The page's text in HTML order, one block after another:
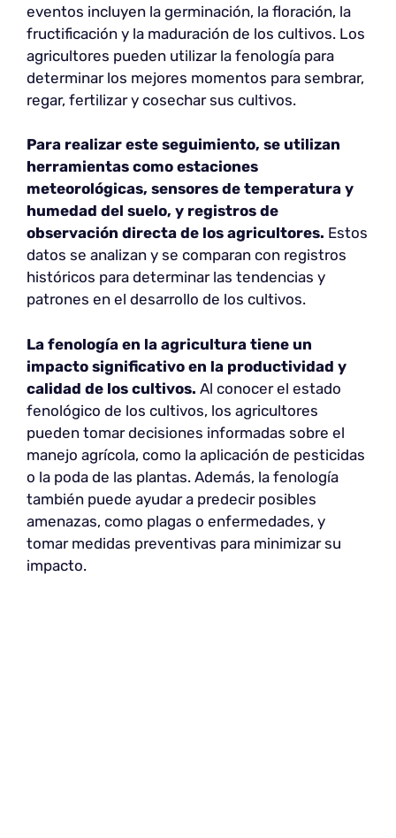
eventos incluyen la germinación, la floración, la
fructificación y la maduración de los cultivos. Los
agricultores pueden utilizar la fenología para
determinar los mejores momentos para sembrar,
regar, fertilizar y cosechar sus cultivos.
Para realizar este seguimiento, se utilizan
herramientas como estaciones
meteorológicas, sensores de temperatura y
humedad del suelo, y registros de
observación directa de los agricultores. Estos
datos se analizan y se comparan con registros
históricos para determinar las tendencias y
patrones en el desarrollo de los cultivos.
La fenología en la agricultura tiene un
impacto significativo en la productividad y
calidad de los cultivos. Al conocer el estado
fenológico de los cultivos, los agricultores
pueden tomar decisiones informadas sobre el
manejo agrícola, como la aplicación de pesticidas
o la poda de las plantas. Además, la fenología
también puede ayudar a predecir posibles
amenazas, como plagas o enfermedades, y
tomar medidas preventivas para minimizar su
impacto.